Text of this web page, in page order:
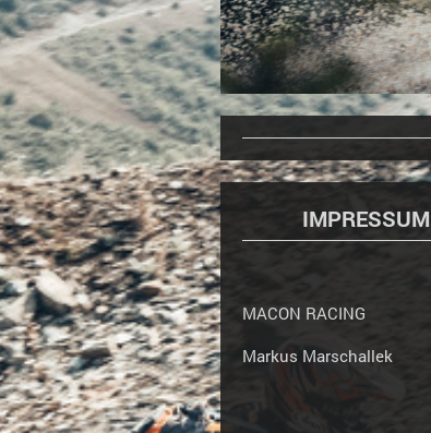
IMPRESSUM
MACON RACING
Markus Marschallek